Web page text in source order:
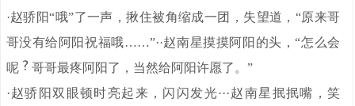
·赵骄阳“哦”了一声，揪住被角缩成一团，失望道，“原来哥
哥没有给阿阳祝福哦……”··赵南星摸摸阿阳的头，“怎么会
呢
哥哥最疼阿阳了，当然给阿阳许愿了。”
·赵骄阳双眼顿时亮起来，闪闪发光···赵南星抿抿嘴，笑